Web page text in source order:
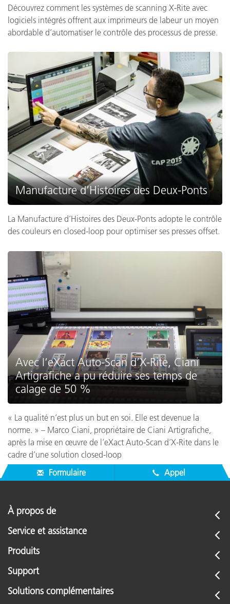
Découvrez comment les systèmes de scanning X-Rite avec
logiciels intégrés offrent aux imprimeurs de labeur un moyen
abordable d’automatiser le contrôle des processus de presse.
Manufacture d’Histoires des Deux-Ponts
La Manufacture d’Histoires des Deux-Ponts adopte le contrôle
des couleurs en closed-loop pour optimiser ses presses offset.
Avec l’eXact Auto-Scan d’X-Rite, Ciani
Artigrafiche a pu réduire ses temps de
calage de 50 %
« La qualité n’est plus un but en soi. Elle est devenue la
norme. » – Marco Ciani, propriétaire de Ciani Artigrafiche,
après la mise en œuvre de l’eXact Auto-Scan d’X-Rite dans le
cadre d’une solution closed-loop
Formulaire
Appel
À propos de
Service et assistance
Produits
Support
Solutions complémentaires